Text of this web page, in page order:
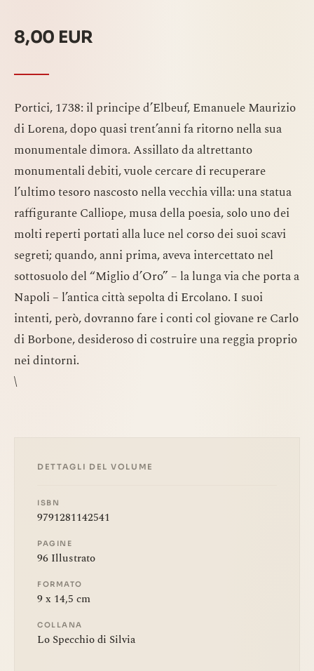
8,00 EUR
Portici, 1738: il principe d’Elbeuf, Emanuele Maurizio
di Lorena, dopo quasi trent’anni fa ritorno nella sua
monumentale dimora. Assillato da altrettanto
monumentali debiti, vuole cercare di recuperare
l’ultimo tesoro nascosto nella vecchia villa: una statua
raffigurante Calliope, musa della poesia, solo uno dei
molti reperti portati alla luce nel corso dei suoi scavi
segreti; quando, anni prima, aveva intercettato nel
sottosuolo del “Miglio d’Oro” – la lunga via che porta a
Napoli – l’antica città sepolta di Ercolano. I suoi
intenti, però, dovranno fare i conti col giovane re Carlo
di Borbone, desideroso di costruire una reggia proprio
nei dintorni.
\
DETTAGLI DEL VOLUME
ISBN
9791281142541
PAGINE
96 Illustrato
FORMATO
9 x 14,5 cm
COLLANA
Lo Specchio di Silvia